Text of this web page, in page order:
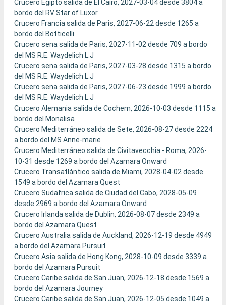
Crucero Egipto salida de El Cairo, 2027-03-04 desde 3804 a
bordo del RV Star of Luxor
Crucero Francia salida de Paris, 2027-06-22 desde 1265 a
bordo del Botticelli
Crucero sena salida de Paris, 2027-11-02 desde 709 a bordo
del MS R.E. Waydelich L.J
Crucero sena salida de Paris, 2027-03-28 desde 1315 a bordo
del MS R.E. Waydelich L.J
Crucero sena salida de Paris, 2027-06-23 desde 1999 a bordo
del MS R.E. Waydelich L.J
Crucero Alemania salida de Cochem, 2026-10-03 desde 1115 a
bordo del Monalisa
Crucero Mediterráneo salida de Sete, 2026-08-27 desde 2224
a bordo del MS Anne-marie
Crucero Mediterráneo salida de Civitavecchia - Roma, 2026-
10-31 desde 1269 a bordo del Azamara Onward
Crucero Transatlántico salida de Miami, 2028-04-02 desde
1549 a bordo del Azamara Quest
Crucero Sudafrica salida de Ciudad del Cabo, 2028-05-09
desde 2969 a bordo del Azamara Onward
Crucero Irlanda salida de Dublin, 2026-08-07 desde 2349 a
bordo del Azamara Quest
Crucero Australia salida de Auckland, 2026-12-19 desde 4949
a bordo del Azamara Pursuit
Crucero Asia salida de Hong Kong, 2028-10-09 desde 3339 a
bordo del Azamara Pursuit
Crucero Caribe salida de San Juan, 2026-12-18 desde 1569 a
bordo del Azamara Journey
Crucero Caribe salida de San Juan, 2026-12-05 desde 1049 a